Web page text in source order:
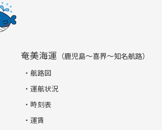
奄美海運 （鹿児島～喜界～知名航路）
航路図
運航状況
時刻表
運賃